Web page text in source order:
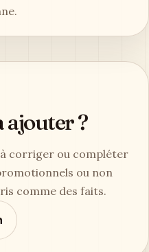
ajouter ?
corriger ou compléter
ou non
comme des faits.